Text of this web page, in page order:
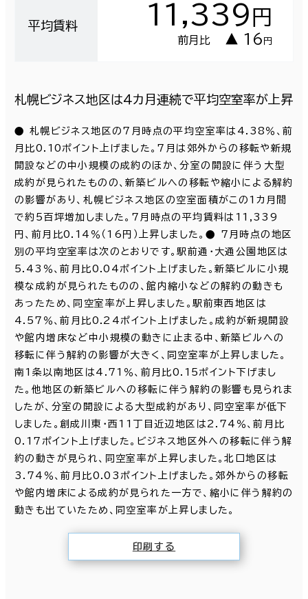
平均賃料 11,339 円
前月比 ▲ 16 円
札幌ビジネス地区は４カ月連続で平均空室率が上昇
● 札幌ビジネス地区の7月時点の平均空室率は4.38％、前
月比0.10ポイント上げました。7月は郊外からの移転や新規
開設などの中小規模の成約のほか、分室の開設に伴う大型
成約が見られたものの、新築ビルへの移転や縮小による解約
の影響があり、札幌ビジネス地区の空室面積がこの1カ月間
で約5百坪増加しました。7月時点の平均賃料は11,339
円、前月比0.14％（16円）上昇しました。● 7月時点の地区
別の平均空室率は次のとおりです。駅前通・大通公園地区は
5.43％、前月比0.04ポイント上げました。新築ビルに小規
模な成約が見られたものの、館内縮小などの解約の動きも
あったため、同空室率が上昇しました。駅前東西地区は
4.57％、前月比0.24ポイント上げました。成約が新規開設
や館内増床など中小規模の動きに止まる中、新築ビルへの
移転に伴う解約の影響が大きく、同空室率が上昇しました。
南1条以南地区は4.71％、前月比0.15ポイント下げまし
た。他地区の新築ビルへの移転に伴う解約の影響も見られま
したが、分室の開設による大型成約があり、同空室率が低下
しました。創成川東・西11丁目近辺地区は2.74％、前月比
0.17ポイント上げました。ビジネス地区外への移転に伴う解
約の動きが見られ、同空室率が上昇しました。北口地区は
3.74％、前月比0.03ポイント上げました。郊外からの移転
や館内増床による成約が見られた一方で、縮小に伴う解約の
動きも出ていたため、同空室率が上昇しました。
印刷する